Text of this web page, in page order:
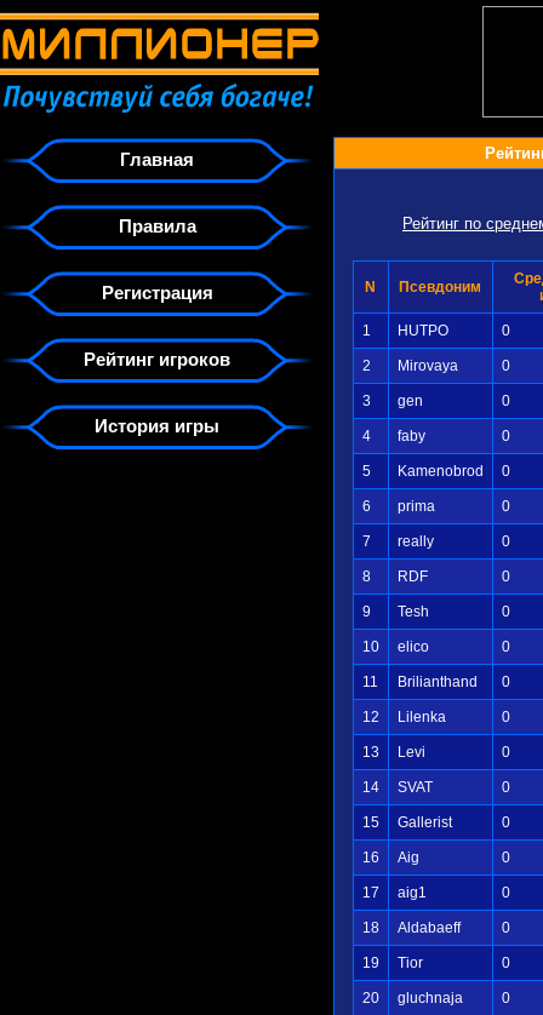
Главная
Правила
Регистрация
Рейтинг игроков
История игры
Рейтинг по
N Псевдоним
1 HUTPO 0
2 Mirovaya 0
3 gen 0
4 faby 0
5 Kamenobrod 0
6 prima 0
7 really 0
8 RDF 0
9 Tesh 0
10 elico 0
11 Brilianthand 0
12 Lilenka 0
13 Levi 0
14 SVAT 0
15 Gallerist 0
16 Aig 0
17 aig1 0
18 Aldabaeff 0
19 Tior 0
20 gluchnaja 0